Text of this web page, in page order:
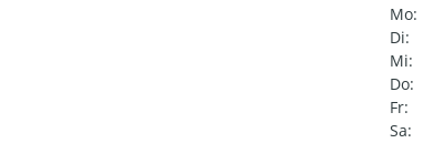
Mo:
Di:
Mi:
Do:
Fr:
Sa: